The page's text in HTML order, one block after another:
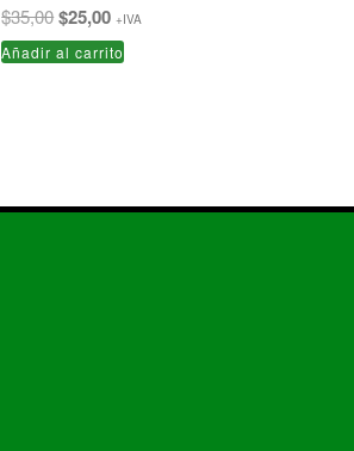
$35,00El
precio
original
$25,00El
precio
actual
+IVA
Añadir al carrito